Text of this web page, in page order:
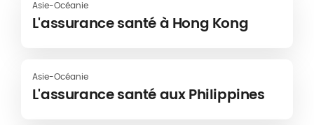
Asie-Océanie
L'assurance santé à Hong Kong
Asie-Océanie
L'assurance santé aux Philippines